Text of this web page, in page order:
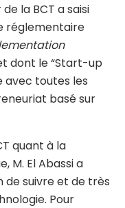
la BCT a saisi
réglementaire
dont le “Start-up
avec toutes les
basé sur
quant à la
M. El Abassi a
de suivre et de très
Pour